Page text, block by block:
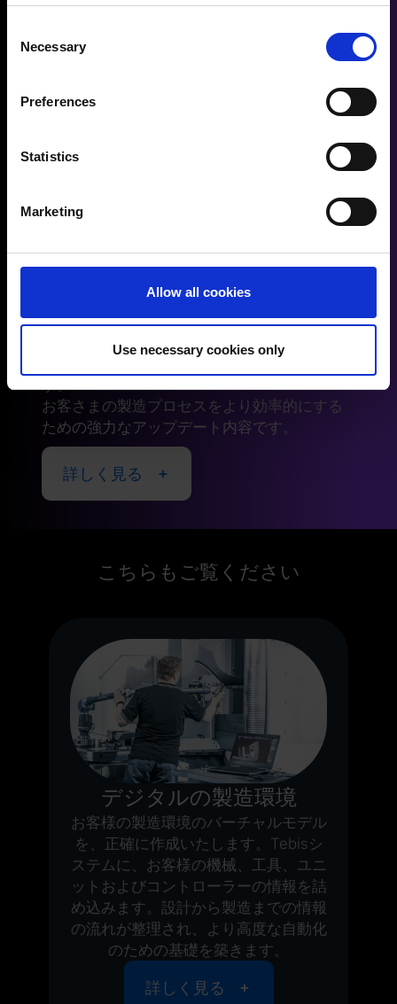
the Privacy trigger icon.
Collect information about your geographical
meters
Identify your device by actively scanning it for
Find out more about how your personal data is processed
You can change or revoke your consent at any time.
Imprint|Data protection |Disclaimer of liability
Selection
Necessary
Preferences
Statistics
Marketing
Allow all cookies
Use necessary cookies only
で検証し、より安全で高精度な加
工具の超高速検索、自動で最適な干渉回避、
最適化されたロボット加工機能を備えたTebis
Release 11により、これまで以上に安全かつ高
速、そして快適に作業できるようになりま
お客さまの製造プロセスをより効率的にする
ための強力なアップデート内容です。
詳しく見る
こちらもご覧ください
デジタルの製造環境
お客様の製造環境のバーチャルモデル
を、正確に作成いたします。Tebisシ
ステムに、お客様の機械、工具、ユニ
ットおよびコントローラーの情報を詰
め込みます。設計から製造までの情報
の流れが整理され、より高度な自動化
のための基礎を築きます。
詳しく見る
⬤